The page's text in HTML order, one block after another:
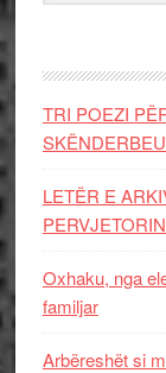
TRI POEZI
LETËR E
Oxhaku, nga
familjar
Arbëreshët si